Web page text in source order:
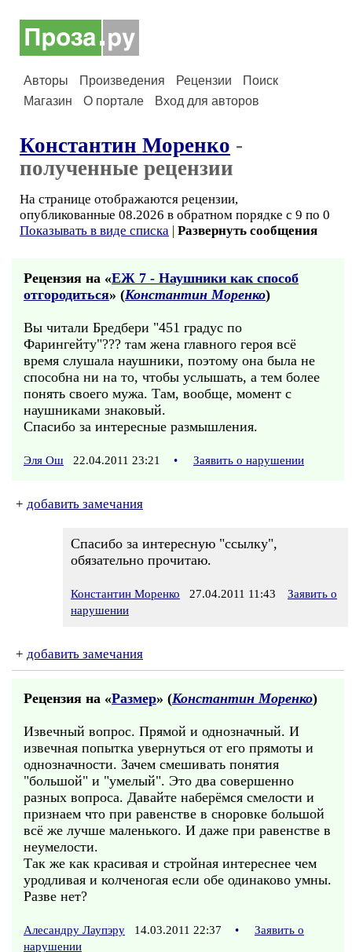
Авторы Произведения Рецензии
Поиск
Магазин
О портале Вход для авторов
Константин Моренко -
полученные рецензии
На странице отображаются рецензии,
опубликованные 08.2026 в обратном порядке с 9 по 0
Показывать в виде списка | Развернуть сообщения
Рецензия на «ЕЖ 7 - Наушники как способ
отгородиться» (Константин Моренко)
Вы читали Бредбери "451 градус по
Фарингейту"??? там жена главного героя всё
время слушала наушники, поэтому она была не
способна ни на то, чтобы услышать, а тем более
понять своего мужа. Там, вообще, момент с
наушниками знаковый.
Спасибо за интересные размышления.
Эля Ош 22.04.2011 23:21 • Заявить о нарушении
+ добавить замечания
Спасибо за интересную "ссылку",
обязательно прочитаю.
Константин Моренко 27.04.2011 11:43
Заявить о
нарушении
+ добавить замечания
Рецензия на «Размер» (Константин Моренко)
Извечный вопрос. Прямой и однозначный. И
извечная попытка увернуться от его прямоты и
однозначности. Зачем смешивать понятия
"большой" и "умелый". Это два совершенно
разных вопроса. Давайте наберёмся смелости и
признаем что при равенстве в сноровке большой
всё же лучше маленького. И даже при равенстве в
неумелости.
Так же как красивая и стройная интереснее чем
уродливая и колченогая если обе одинаково умны.
Разве нет?
Алесандру Лаупэру 14.03.2011 22:37 •
Заявить о
нарушении